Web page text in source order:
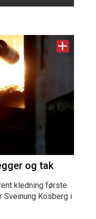
og tak
kledning første
Sveinung Kosberg i